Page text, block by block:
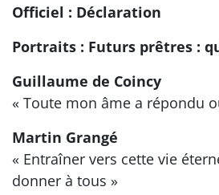
Officiel : Déclaration
Portraits : Futurs prêtres :
Guillaume de Coincy
« Toute mon âme a répondu
Martin Grangé
« Entraîner vers cette vie
donner à tous »